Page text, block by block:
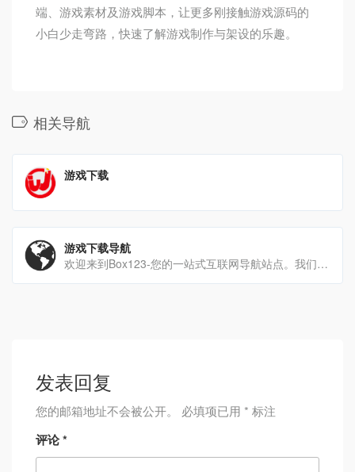
端、游戏素材及游戏脚本，让更多刚接触游戏源码的
小白少走弯路，快速了解游戏制作与架设的乐趣。
相关导航
游戏下载
游戏下载导航
欢迎来到Box123-您的一站式互联网导航站点。我们提供专业导航服务，涵盖工具大全，供您满足各种需求。在这[…]
发表回复
您的邮箱地址不会被公开。 必填项已用 * 标注
评论*